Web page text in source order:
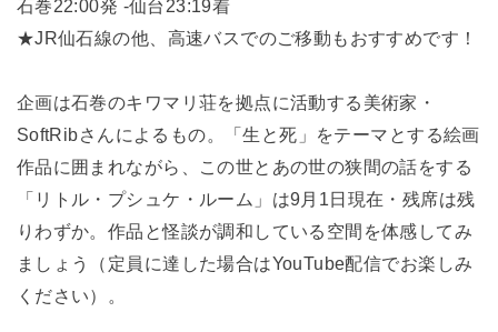
石巻22:00発 -仙台23:19着
★JR仙石線の他、高速バスでのご移動もおすすめです！
企画は石巻のキワマリ荘を拠点に活動する美術家・
SoftRibさんによるもの。「生と死」をテーマとする絵画
作品に囲まれながら、この世とあの世の狭間の話をする
「リトル・プシュケ・ルーム」は9月1日現在・残席は残
りわずか。作品と怪談が調和している空間を体感してみ
ましょう（定員に達した場合はYouTube配信でお楽しみ
ください）。